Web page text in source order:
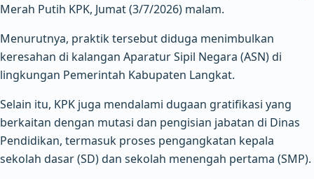
Merah Putih KPK, Jumat (3/7/2026) malam.
Menurutnya, praktik tersebut diduga menimbulkan
keresahan di kalangan Aparatur Sipil Negara (ASN) di
lingkungan Pemerintah Kabupaten Langkat.
Selain itu, KPK juga mendalami dugaan gratifikasi yang
berkaitan dengan mutasi dan pengisian jabatan di Dinas
Pendidikan, termasuk proses pengangkatan kepala
sekolah dasar (SD) dan sekolah menengah pertama (SMP).